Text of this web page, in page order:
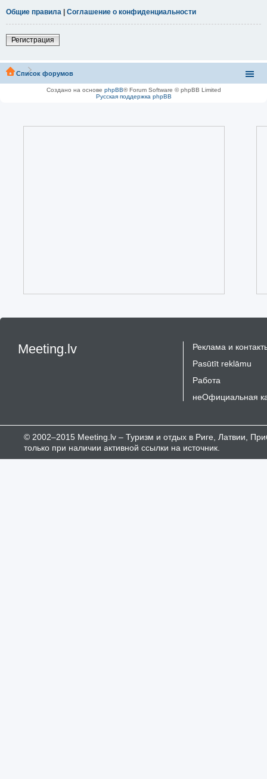
Общие правила
Соглашение о конфиденциальности
Регистрация
Список форумов
Создано на основе phpBB® Forum Software © phpBB Limited
Русская поддержка phpBB
Meeting.lv
Реклама и
Pasūtīt reklāmu
Работа
неОфициальная
© 2002–2015 Meeting.lv – Туризм и отдых в Риге, Латвии,
только при наличии активной ссылки на источник.